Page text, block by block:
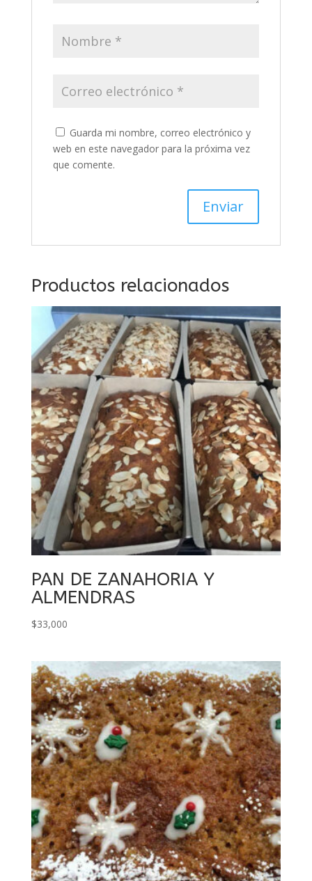
Guarda mi nombre, correo electrónico y
web en este navegador para la próxima vez
que comente.
Productos relacionados
PAN DE ZANAHORIA Y
ALMENDRAS
$33,000